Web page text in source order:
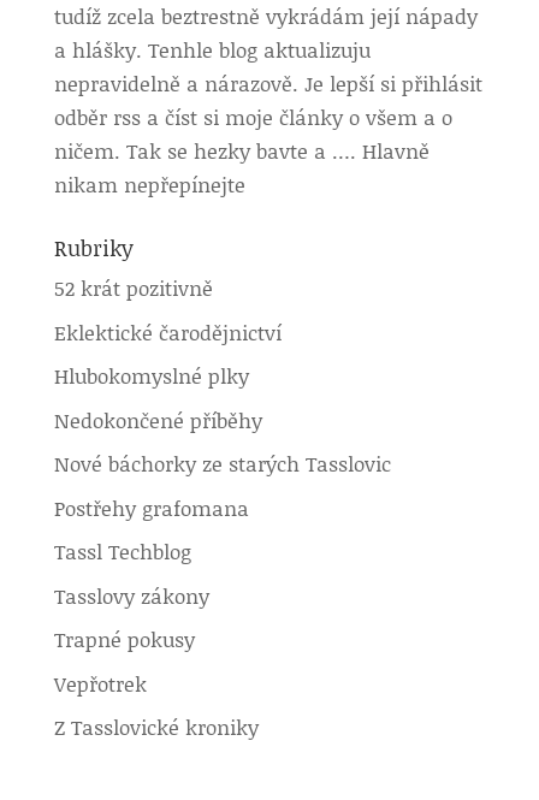
tudíž zcela beztrestně vykrádám její nápady
a hlášky. Tenhle blog aktualizuju
nepravidelně a nárazově. Je lepší si přihlásit
odběr rss a číst si moje články o všem a o
ničem. Tak se hezky bavte a …. Hlavně
nikam nepřepínejte
Rubriky
52 krát pozitivně
Eklektické čarodějnictví
Hlubokomyslné plky
Nedokončené příběhy
Nové báchorky ze starých Tasslovic
Postřehy grafomana
Tassl Techblog
Tasslovy zákony
Trapné pokusy
Vepřotrek
Z Tasslovické kroniky